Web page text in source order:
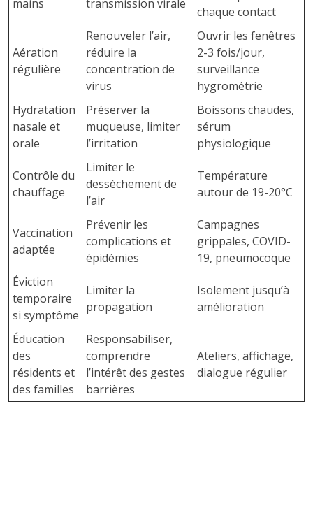
mains
transmission virale
chaque contact
Aération
régulière
Renouveler l’air,
réduire la
concentration de
virus
Ouvrir les fenêtres
2-3 fois/jour,
surveillance
hygrométrie
Hydratation
nasale et
orale
Préserver la
muqueuse, limiter
l’irritation
Boissons chaudes,
sérum
physiologique
Contrôle du
chauffage
Limiter le
dessèchement de
l’air
Température
autour de 19-20°C
Vaccination
adaptée
Prévenir les
complications et
épidémies
Campagnes
grippales, COVID-
19, pneumocoque
Éviction
temporaire
si symptôme
Limiter la
propagation
Isolement jusqu’à
amélioration
Éducation
des
résidents et
des familles
Responsabiliser,
comprendre
l’intérêt des gestes
barrières
Ateliers, affichage,
dialogue régulier